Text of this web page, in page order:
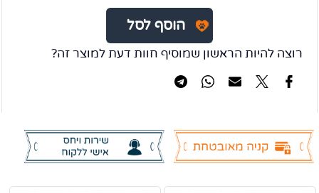
הוסף לסל
רוצה להיות הראשון שמוסיף חוות דעת למוצר זה?